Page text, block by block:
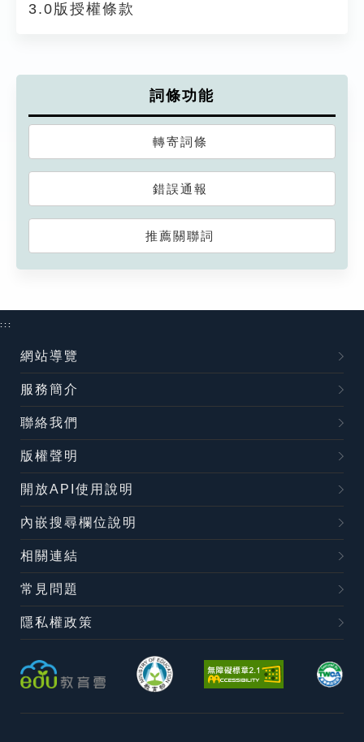
3.0版授權條款
詞條功能
轉寄詞條
錯誤通報
推薦關聯詞
:::
網站導覽
服務簡介
聯絡我們
版權聲明
開放API使用說明
內嵌搜尋欄位說明
相關連結
常見問題
隱私權政策